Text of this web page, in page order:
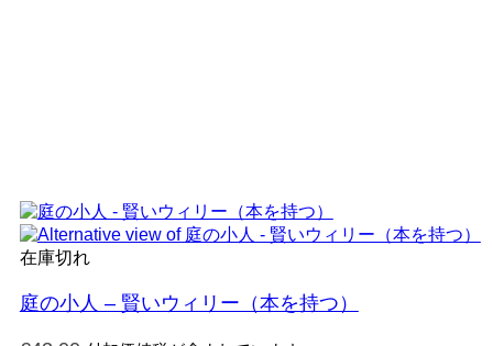
在庫切れ
庭の小人 – 賢いウィリー（本を持つ）